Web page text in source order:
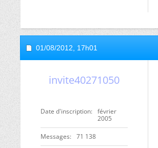
01/08/2012, 17h01
invite40271050
Date d'inscription
février
2005
Messages 71 138